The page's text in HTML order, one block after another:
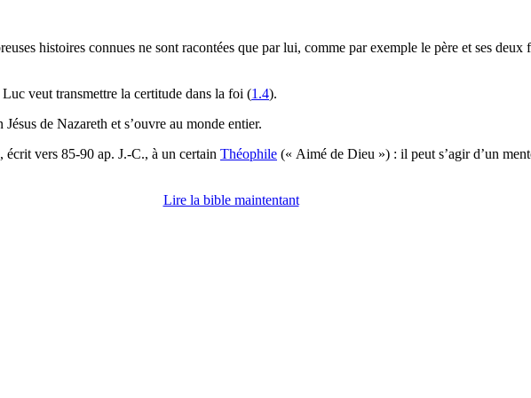
histoires connues ne sont racontées que par lui, comme par exemple le père et ses deux
veut transmettre la certitude dans la foi (1.4).
de Nazareth et s’ouvre au monde entier.
écrit vers 85-90 ap. J.-C., à un certain Théophile (« Aimé de Dieu ») : il peut s’agir d’un
Lire la bible maintentant